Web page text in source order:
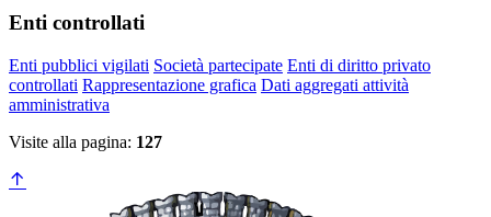
Enti controllati
Enti pubblici vigilati Società partecipate Enti di diritto privato
controllati Rappresentazione grafica Dati aggregati attività
amministrativa
Visite alla pagina: 127